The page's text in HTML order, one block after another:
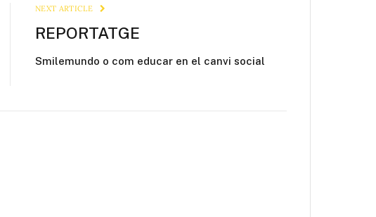
NEXT ARTICLE
REPORTATGE
Smilemundo o com educar en el canvi social